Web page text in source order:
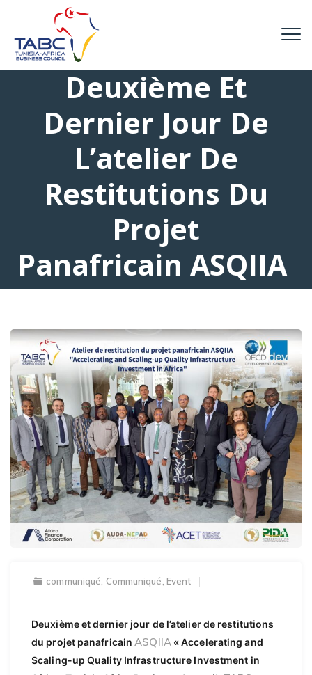
Deuxième Et
Dernier Jour De
L’atelier De
Restitutions Du
Projet
Panafricain ASQIIA
communiqué Communiqué Event
Deuxième et dernier jour de l’atelier de restitutions
du projet panafricain ASQIIA« Accelerating and
Scaling-up Quality Infrastructure Investment in